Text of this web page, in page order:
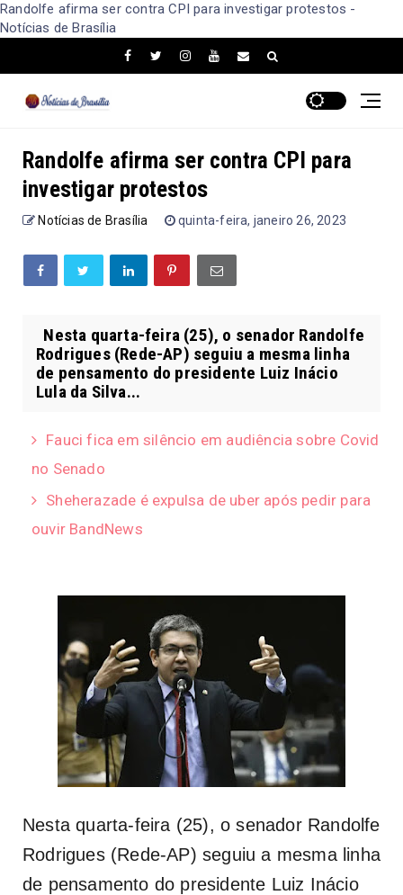
Randolfe afirma ser contra CPI para investigar protestos -
Notícias de Brasília
Randolfe afirma ser contra CPI para
investigar protestos
Notícias de Brasília quinta-feira, janeiro 26, 2023
Nesta quarta-feira (25), o senador Randolfe
Rodrigues (Rede-AP) seguiu a mesma linha
de pensamento do presidente Luiz Inácio
Lula da Silva...
Fauci fica em silêncio em audiência sobre Covid
no Senado
Sheherazade é expulsa de uber após pedir para
ouvir BandNews
Nesta quarta-feira (25), o senador Randolfe
Rodrigues (Rede-AP) seguiu a mesma linha
de pensamento do presidente Luiz Inácio